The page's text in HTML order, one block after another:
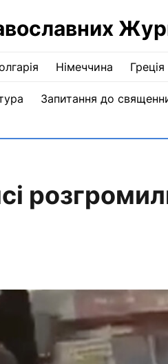
Німеччина Греція
Запитання до